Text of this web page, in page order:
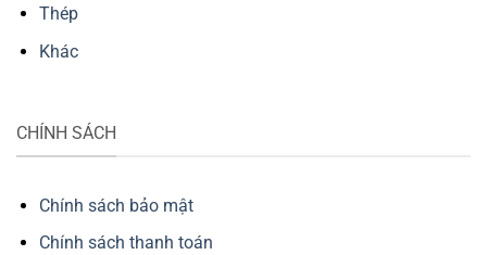
Thép
Khác
CHÍNH SÁCH
Chính sách bảo mật
Chính sách thanh toán